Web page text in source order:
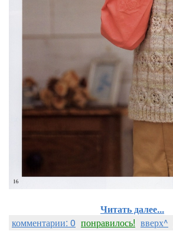
Читать далее...
комментарии: 0 понравилось! вверх^